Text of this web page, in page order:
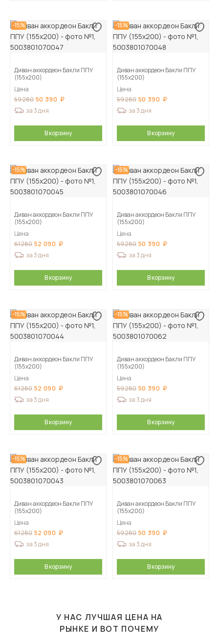
-15%
Диван аккордеон Бакли ППУ
(155х200)
Цена
59 280 50 390
за 3 дня
В корзину
-15%
Диван аккордеон Бакли ППУ
(155х200)
Цена
59 280 50 390
за 3 дня
В корзину
-15%
Диван аккордеон Бакли ППУ
(155х200)
Цена
61 280 52 090
за 3 дня
В корзину
-15%
Диван аккордеон Бакли ППУ
(155х200)
Цена
59 280 50 390
за 3 дня
В корзину
-15%
Диван аккордеон Бакли ППУ
(155х200)
Цена
61 280 52 090
за 3 дня
В корзину
-15%
Диван аккордеон Бакли ППУ
(155х200)
Цена
59 280 50 390
за 3 дня
В корзину
-15%
Диван аккордеон Бакли ППУ
(155х200)
Цена
61 280 52 090
за 3 дня
В корзину
-15%
Диван аккордеон Бакли ППУ
(155х200)
Цена
59 280 50 390
за 3 дня
В корзину
У НАС ЛУЧШАЯ ЦЕНА НА
РЫНКЕ И ВОТ ПОЧЕМУ